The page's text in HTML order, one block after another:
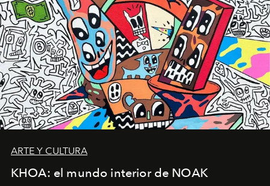
ARTE Y CULTURA
KHOA: el mundo interior de NOAK